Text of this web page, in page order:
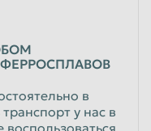
в
у нас в